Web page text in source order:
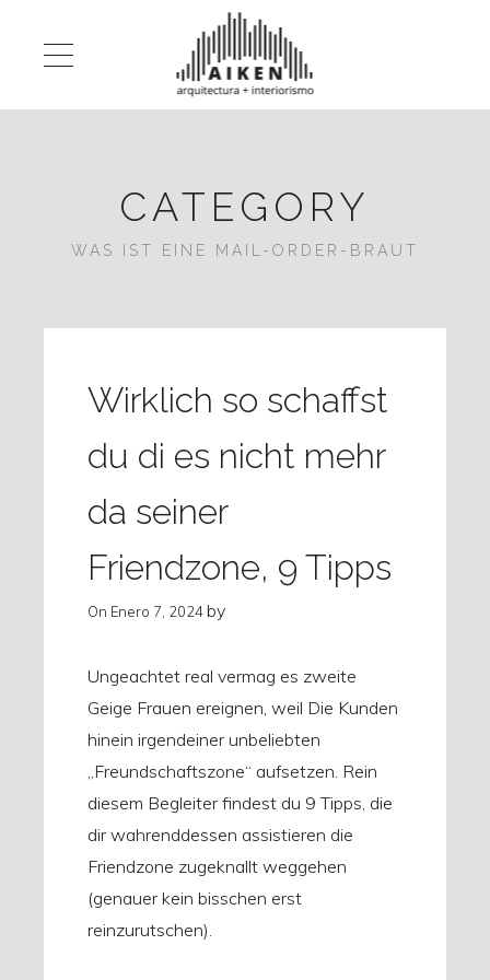
CATEGORY
WAS IST EINE MAIL-ORDER-BRAUT
Wirklich so schaffst
du di es nicht mehr
da seiner
Friendzone, 9 Tipps
On Enero 7, 2024 by
Ungeachtet real vermag es zweite
Geige Frauen ereignen, weil Die Kunden
hinein irgendeiner unbeliebten
„Freundschaftszone“ aufsetzen. Rein
diesem Begleiter findest du 9 Tipps, die
dir wahrenddessen assistieren die
Friendzone zugeknallt weggehen
(genauer kein bisschen erst
reinzurutschen).